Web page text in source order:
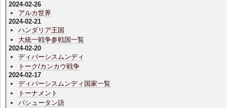
2024-02-26
アルカ世界
2024-02-21
ハンダリア王国
大統一戦争参戦国一覧
2024-02-20
ディバーシスムンディ
トーク/カンカウ戦争
2024-02-17
ディバーシスムンディ国家一覧
トーナメント
パシュータン語